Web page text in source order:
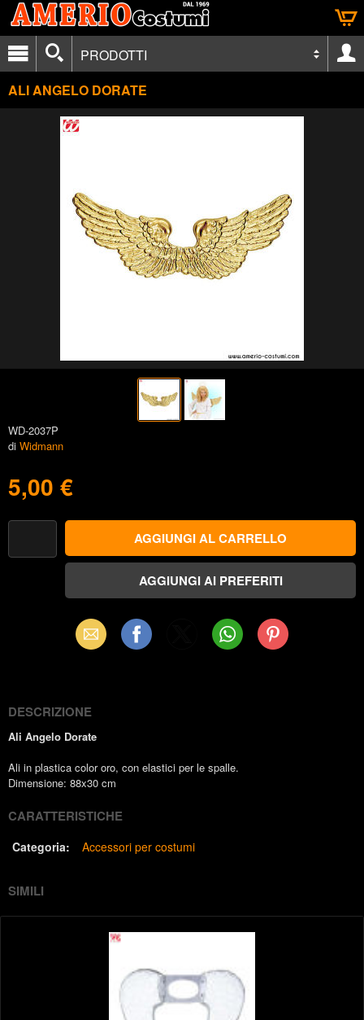
PRODOTTI
ALI ANGELO DORATE
WD-2037P
di Widmann
5,00 €
Email Facebook WhatsAppPinterest
DESCRIZIONE
Ali Angelo Dorate
Ali in plastica color oro, con elastici per le spalle.
Dimensione: 88x30 cm
CARATTERISTICHE
Categoria: Accessori per costumi
SIMILI